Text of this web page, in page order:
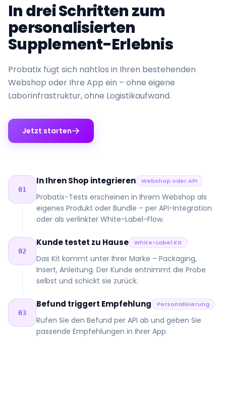
In drei Schritten zum
personalisierten
Supplement-Erlebnis
Probatix fügt sich nahtlos in Ihren bestehenden
Webshop oder Ihre App ein – ohne eigene
Laborinfrastruktur, ohne Logistikaufwand.
Jetzt starten
01
In Ihren Shop integrieren Webshop oder API
Probatix-Tests erscheinen in Ihrem Webshop als
eigenes Produkt oder Bundle – per API-Integration
oder als verlinkter White-Label-Flow.
02
Kunde testet zu Hause White-Label Kit
Das Kit kommt unter Ihrer Marke – Packaging,
Insert, Anleitung. Der Kunde entnimmt die Probe
selbst und schickt sie zurück.
03
Befund triggert Empfehlung Personalisierung
Rufen Sie den Befund per API ab und geben Sie
passende Empfehlungen in Ihrer App.